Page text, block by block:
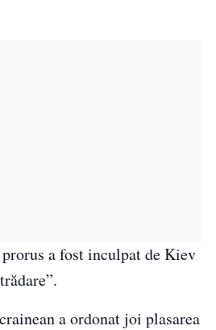
a fost inculpat de Kiev
a ordonat joi plasarea